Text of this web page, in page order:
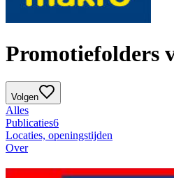
Promotiefolders
Volgen
Alles
Publicaties6
Locaties, openingstijden
Over